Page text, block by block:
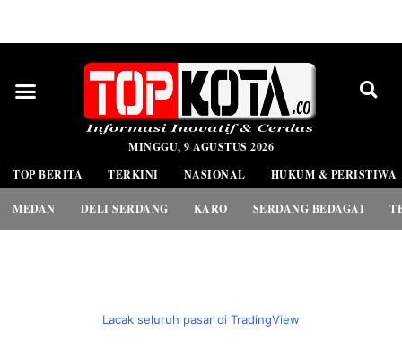
MINGGU, 9 AGUSTUS 2026
TOP BERITA
TERKINI NASIONAL HUKUM & PERISTIWA
MEDAN DELI SERDANG KARO SERDANG BEDAGAI
Lacak seluruh pasar di TradingView